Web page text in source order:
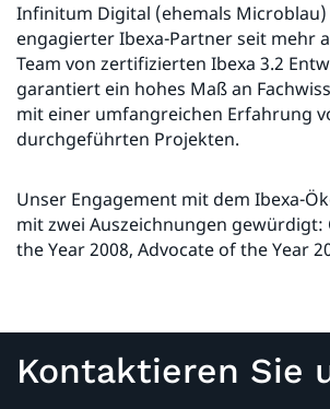
Infinitum Digital (ehemals Microblau)
engagierter Ibexa-Partner seit mehr
Team von zertifizierten Ibexa 3.2
garantiert ein hohes Maß an
mit einer umfangreichen Erfahrung
durchgeführten Projekten.
Unser Engagement mit dem Ibexa-
mit zwei Auszeichnungen
the Year 2008, Advocate of the Year
Kontaktieren Sie